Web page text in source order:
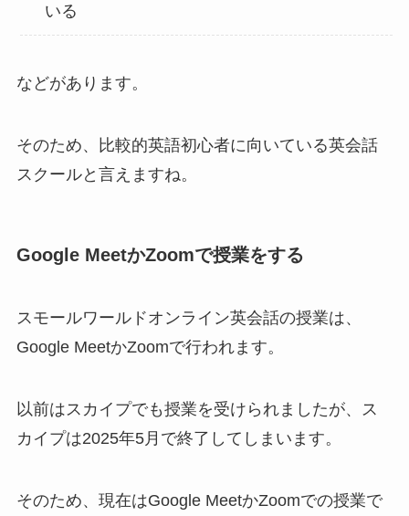
いる
などがあります。
そのため、比較的英語初心者に向いている英会話
スクールと言えますね。
Google MeetかZoomで授業をする
スモールワールドオンライン英会話の授業は、
Google MeetかZoomで行われます。
以前はスカイプでも授業を受けられましたが、ス
カイプは2025年5月で終了してしまいます。
そのため、現在はGoogle MeetかZoomでの授業で